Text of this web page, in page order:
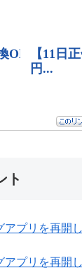
ト
アプリを再開
アプリを再開